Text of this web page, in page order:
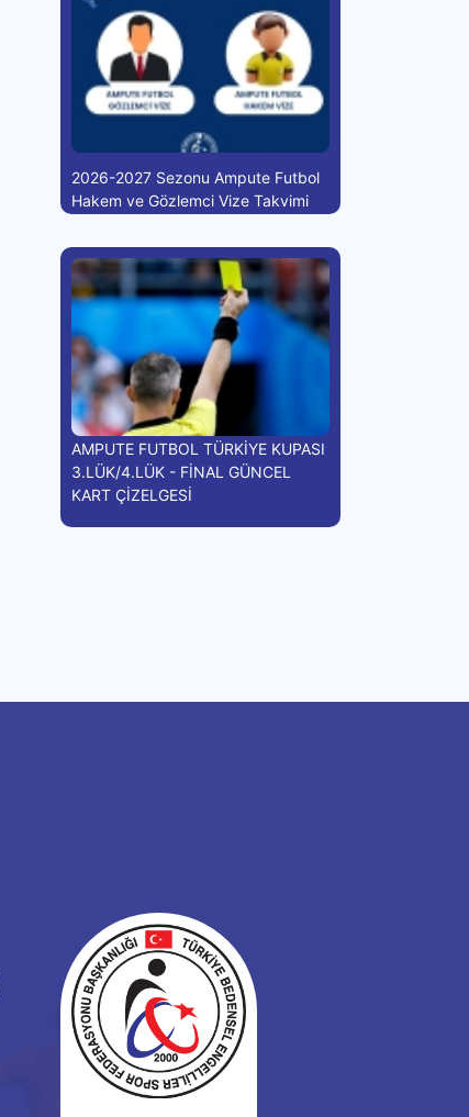
2026-2027 Sezonu Ampute Futbol
Hakem ve Gözlemci Vize Takvimi
AMPUTE FUTBOL TÜRKİYE KUPASI
3.LÜK/4.LÜK - FİNAL GÜNCEL
KART ÇİZELGESİ